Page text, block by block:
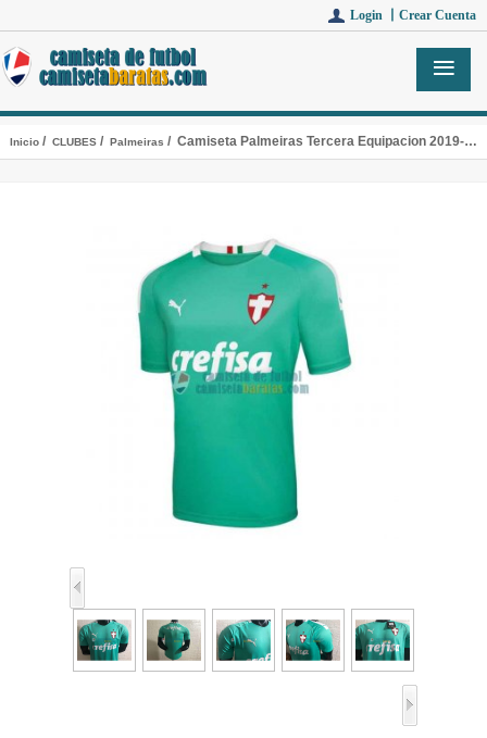
Login 丨 Crear Cuenta
Inicio/ CLUBES/ Palmeiras / Camiseta Palmeiras Tercera Equipacion 2019-2020